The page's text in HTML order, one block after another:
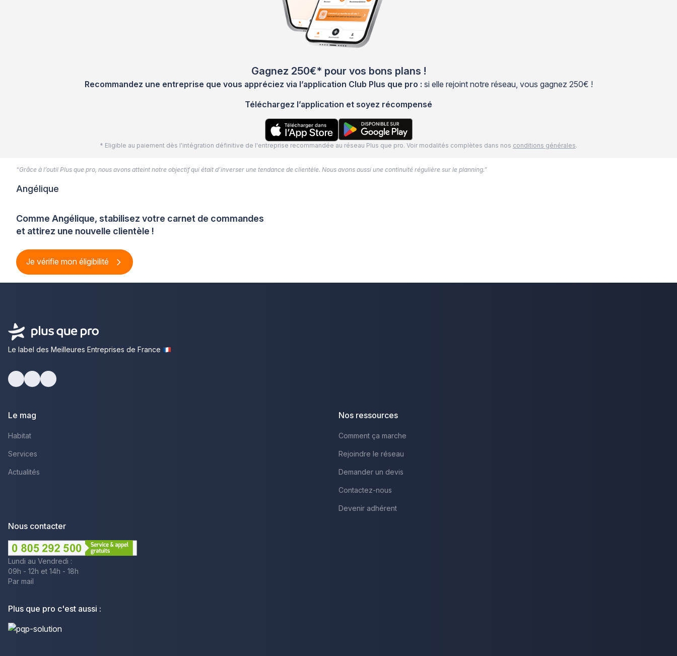
Gagnez 250€* pour vos bons plans !
Recommandez une entreprise que vous appréciez via l’application Club Plus que pro : si elle rejoint notre réseau, vous gagnez 250€ !
Téléchargez l’application et soyez récompensé
* Eligible au paiement dès l'intégration définitive de l'entreprise recommandée au réseau Plus que pro. Voir modalités complètes dans nos conditions générales.
Comme Angélique, stabilisez votre carnet de commandes
et attirez une nouvelle clientèle !
Je vérifie mon éligibilité
“Grâce à l’outil Plus que pro, nous avons atteint notre objectif qui était d’inverser une tendance de clientèle. Nous avons aussi une continuité régulière sur le planning.”
Angélique
Le label des Meilleures Entreprises de France
Le mag
Habitat
Services
Actualités
Nos ressources
Comment ça marche
Rejoindre le réseau
Demander un devis
Contactez-nous
Devenir adhérent
Nous contacter
Lundi au Vendredi :
09h - 12h et 14h - 18h
Par mail
Plus que pro c'est aussi :